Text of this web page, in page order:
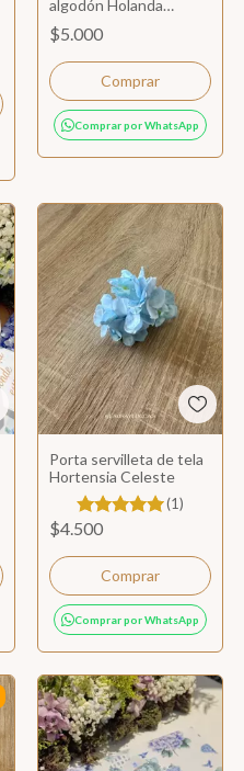
algodón Holanda
textura
$5.000
Comprar por WhatsApp
Porta servilleta de tela
Hortensia Celeste
(1)
$4.500
Comprar por WhatsApp